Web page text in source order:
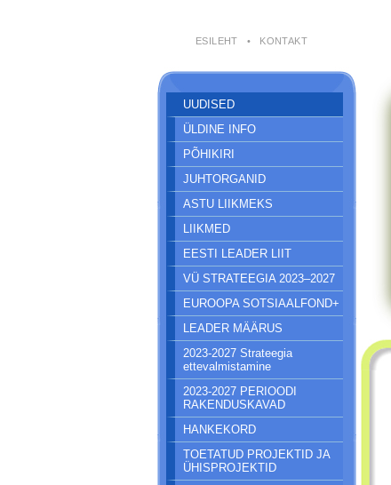
ESILEHT • KONTAKT
UUDISED
ÜLDINE INFO
PÕHIKIRI
JUHTORGANID
ASTU LIIKMEKS
LIIKMED
EESTI LEADER LIIT
VÜ STRATEEGIA 2023–2027
EUROOPA SOTSIAALFOND+
LEADER MÄÄRUS
2023-2027 Strateegia
ettevalmistamine
2023-2027 PERIOODI
RAKENDUSKAVAD
HANKEKORD
TOETATUD PROJEKTID JA
ÜHISPROJEKTID